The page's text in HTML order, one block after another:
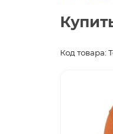
Код товара: